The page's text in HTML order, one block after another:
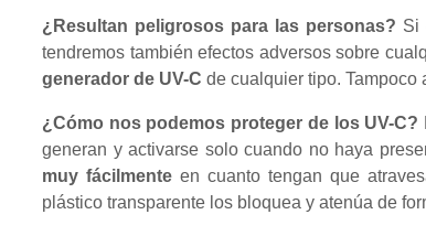
¿Resultan peligrosos para las personas? Si
tendremos también efectos adversos sobre
generador de UV-C de cualquier tipo. Tampoco
¿Cómo nos podemos proteger de los UV-C?
generan y activarse solo cuando no haya
muy fácilmente en cuanto tengan que
plástico transparente los bloquea y atenúa de